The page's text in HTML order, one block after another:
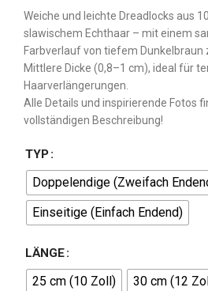
Weiche und leichte Dreadlocks aus
slawischem Echthaar – mit einem
Farbverlauf von tiefem Dunkelbraun
Mittlere Dicke (0,8–1 cm), ideal für
Haarverlängerungen.
Alle Details und inspirierende Fotos
vollständigen Beschreibung!
TYP
Doppelendige (Zweifach
Einseitige (Einfach Endend)
LÄNGE
25 cm (10 Zoll) 30 cm (12